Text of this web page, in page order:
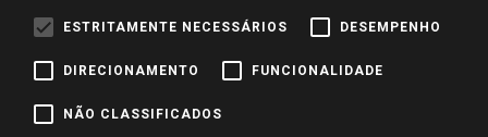
Identidade Visual
Pagamento e Segurança
ESTRITAMENTE NECESSÁRIOS DESEMPENHO
DIRECIONAMENTO FUNCIONALIDADE
NÃO CLASSIFICADOS